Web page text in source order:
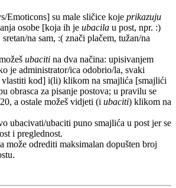
Emoticons] su male sličice koje prikazuju
osobe [koja ih je ubacila u post, npr. :)
na sam, :( znači plačem, tužan/na
ubaciti na dva načina: upisivanjem
je administrator/ica odobrio/la, svaki
kod] i(li) klikom na smajlića [smajlići
obrasca za pisanje postova; u pravilu se
20, a ostale možeš vidjeti (i ubaciti) klikom na
ubacivati/ubaciti puno smajlića u post jer se
i preglednost.
može odrediti maksimalan dopušten broj